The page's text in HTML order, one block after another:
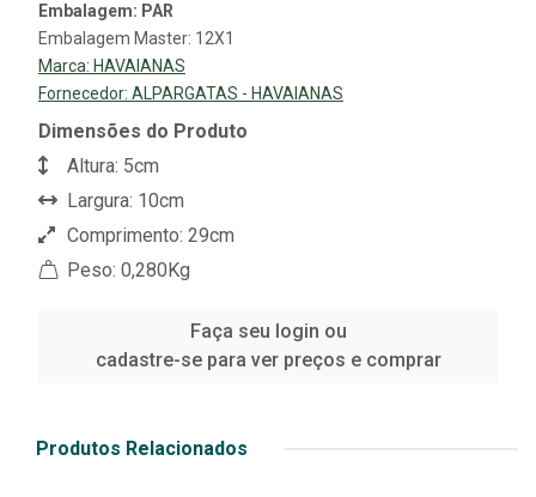
Embalagem: PAR
Embalagem Master: 12X1
Marca: HAVAIANAS
Fornecedor: ALPARGATAS - HAVAIANAS
Dimensões do Produto
Altura: 5cm
Largura: 10cm
Comprimento: 29cm
Peso: 0,280Kg
Faça seu login ou
cadastre-se para ver preços e comprar
Produtos Relacionados